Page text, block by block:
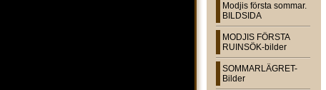
Modjis första sommar.
BILDSIDA
MODJIS FÖRSTA
RUINSÖK-bilder
SOMMARLÄGRET-
Bilder